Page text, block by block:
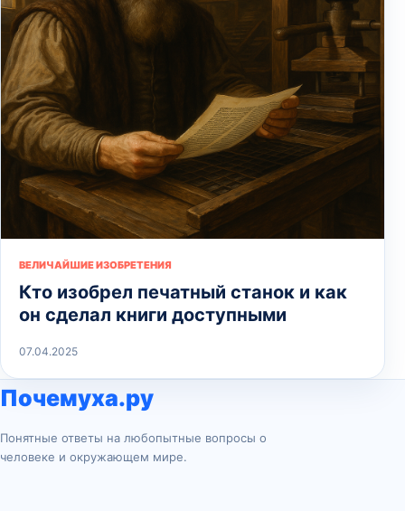
ВЕЛИЧАЙШИЕ ИЗОБРЕТЕНИЯ
Кто изобрел печатный станок и как
он сделал книги доступными
07.04.2025
Почемуха.ру
Понятные ответы на любопытные вопросы о
человеке и окружающем мире.